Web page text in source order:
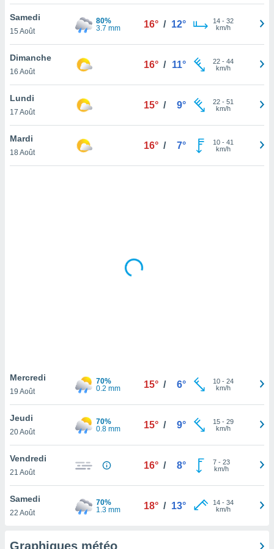
votre
à
en
le
notre
que
et que
Samedi
15 Août
80%
3.7 mm
16° / 12° 14- 32
km/h
Dimanche
16 Août
16° / 11° 22- 44
km/h
Lundi
17 Août
15° / 9° 22- 51
km/h
Mardi
18 Août
16° / 7° 10- 41
km/h
Mercredi
19 Août
70%
0.2 mm
15° / 6° 10- 24
km/h
Jeudi
20 Août
70%
0.8 mm
15° / 9° 15- 29
km/h
Vendredi
21 Août
16° / 8° 7- 23
km/h
Samedi
22 Août
70%
1.3 mm
18° / 13° 14- 34
km/h
Graphiques météo